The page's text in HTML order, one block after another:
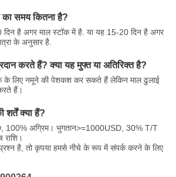
का समय कितना है?
है अगर माल स्टॉक में है. या यह 15-20 दिन है अगर
के अनुसार है.
करते हैं? क्या यह मुफ्त या अतिरिक्त है?
के लिए नमूने की पेशकश कर सकते हैं लेकिन माल ढुलाई
हैं।
क्या हैं?
100% अग्रिम। भुगतान>=1000USD, 30% T/T
है, तो कृपया हमसे नीचे के रूप में संपर्क करने के लिए